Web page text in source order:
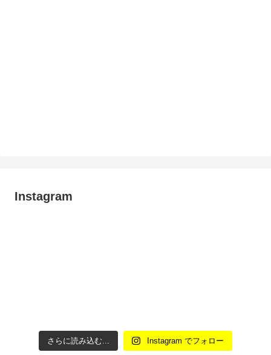
Instagram
さらに読み込む... Instagram でフォロー